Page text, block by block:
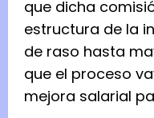
P
l
i
n
i
que dicha
estructura de la
de raso hasta
que el proceso
mejora salarial